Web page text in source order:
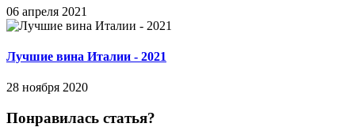
06 апреля 2021
Лучшие вина Италии - 2021
28 ноября 2020
Понравилась статья?